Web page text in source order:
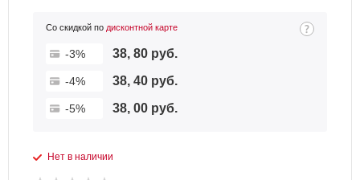
Со скидкой по дисконтной карте
-3% 38, 80 руб.
-4% 38, 40 руб.
-5% 38, 00 руб.
Нет в наличии